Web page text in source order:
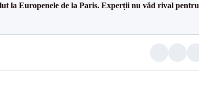
la Europenele de la Paris. Experții nu văd rival pentru